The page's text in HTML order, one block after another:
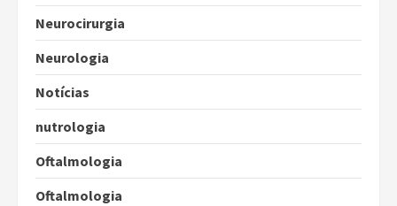
Neurocirurgia
Neurologia
Notícias
nutrologia
Oftalmologia
Oftalmologia